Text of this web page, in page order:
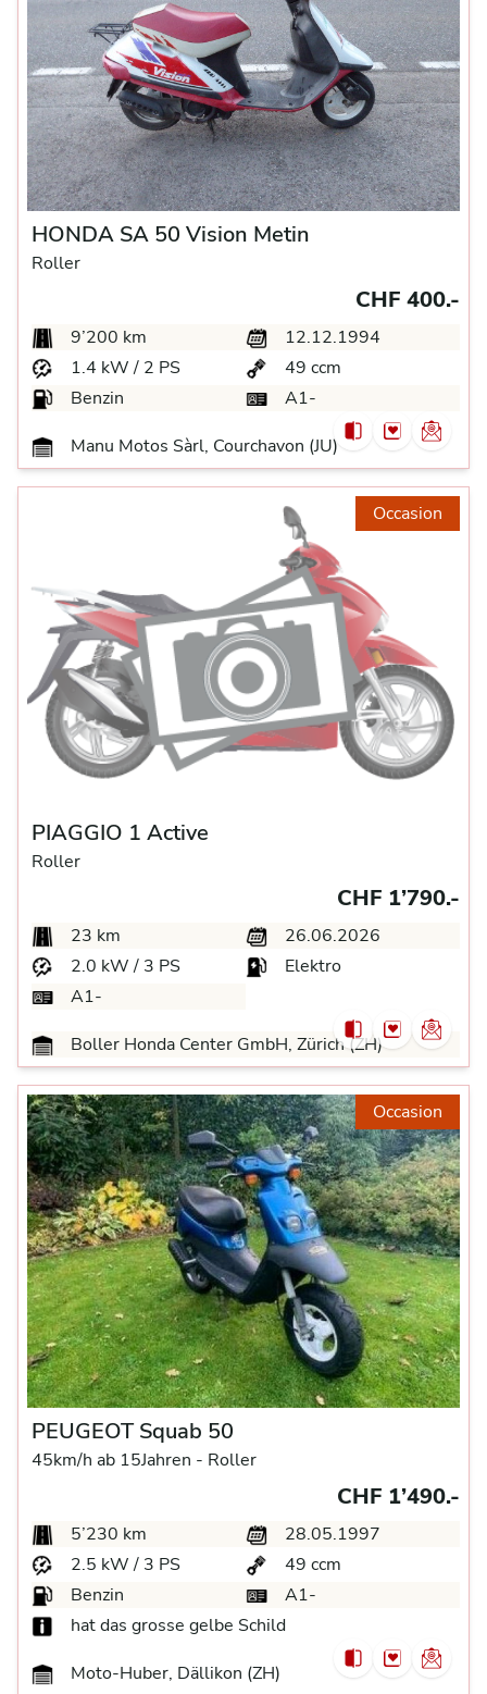
HONDA SA 50 Vision Metin
Roller
CHF 400.-
9’200 km
12.12.1994
1.4 kW / 2 PS
49 ccm
Benzin
A1-
Manu Motos Sàrl, Courchavon (JU)
Occasion
PIAGGIO 1 Active
Roller
CHF 1’790.-
23 km
26.06.2026
2.0 kW / 3 PS
Elektro
A1-
Boller Honda Center GmbH, Zürich (ZH)
Occasion
PEUGEOT Squab 50
45km/h ab 15Jahren - Roller
CHF 1’490.-
5’230 km
28.05.1997
2.5 kW / 3 PS
49 ccm
Benzin
A1-
hat das grosse gelbe Schild
Moto-Huber, Dällikon (ZH)